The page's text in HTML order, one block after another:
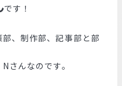
です！
、制作部、記事部と部
さんなのです。